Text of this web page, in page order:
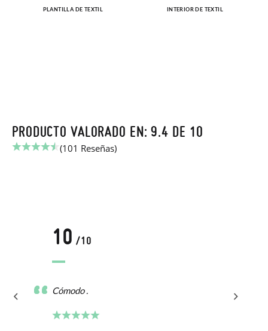
PLANTILLA DE TEXTIL INTERIOR DE TEXTIL
PRODUCTO VALORADO EN: 9.4 DE 10
(101 Reseñas)
10 /10
Cómodo .